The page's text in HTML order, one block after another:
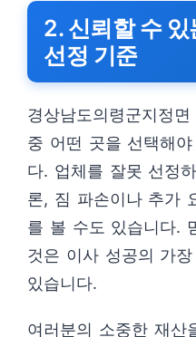
2. 신뢰할 수
선정 기준
경상남도의령군지정
중 어떤 곳을 선택해
다. 업체를 잘못 선정
론, 짐 파손이나 추가
를 볼 수도 있습니다.
것은 이사 성공의 가
있습니다.
여러분의 소중한 재산